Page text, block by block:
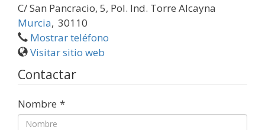
C/ San Pancracio, 5, Pol. Ind. Torre Alcayna
Murcia, 30110
Mostrar teléfono
Visitar sitio web
Contactar
Nombre *